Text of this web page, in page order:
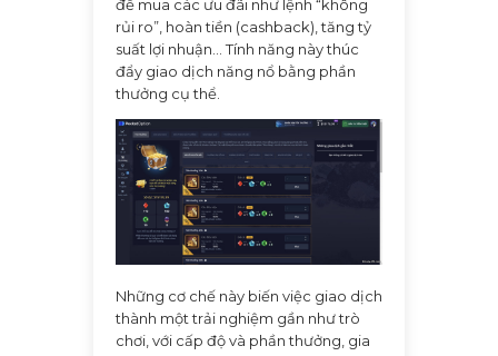
để mua các ưu đãi như lệnh “không
rủi ro”, hoàn tiền (cashback), tăng tỷ
suất lợi nhuận... Tính năng này thúc
đẩy giao dịch năng nổ bằng phần
thưởng cụ thể.
Những cơ chế này biến việc giao dịch
thành một trải nghiệm gần như trò
chơi, với cấp độ và phần thưởng, gia